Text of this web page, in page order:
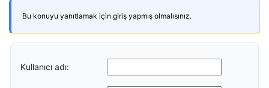
Bu konuyu yanıtlamak için giriş yapmış olmalısınız.
Kullanıcı adı: